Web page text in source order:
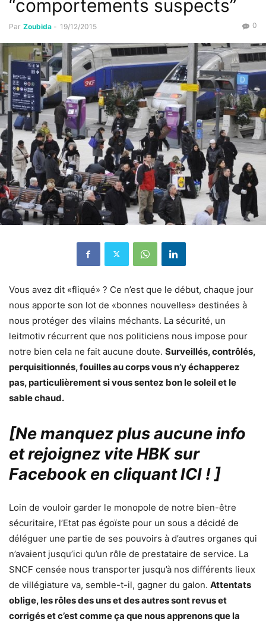
“comportements suspects”
Par Zoubida - 19/12/2015 0
Vous avez dit «fliqué» ? Ce n’est que le début, chaque jour
nous apporte son lot de «bonnes nouvelles» destinées à
nous protéger des vilains méchants. La sécurité, un
leitmotiv récurrent que nos politiciens nous impose pour
notre bien cela ne fait aucune doute. Surveillés, contrôlés,
perquisitionnés, fouilles au corps vous n’y échapperez
pas, particulièrement si vous sentez bon le soleil et le
sable chaud.
[Ne manquez plus aucune info
et rejoignez vite HBK sur
Facebook en cliquant ICI !]
Loin de vouloir garder le monopole de notre bien-être
sécuritaire, l’Etat pas égoïste pour un sous a décidé de
déléguer une partie de ses pouvoirs à d’autres organes qui
n’avaient jusqu’ici qu’un rôle de prestataire de service. La
SNCF censée nous transporter jusqu’à nos différents lieux
de villégiature va, semble-t-il, gagner du galon. Attentats
oblige, les rôles des uns et des autres sont revus et
corrigés et c’est comme ça que nous apprenons que la